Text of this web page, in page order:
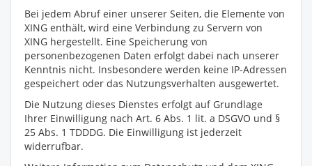
Bei jedem Abruf einer unserer Seiten, die Elemente von
XING enthält, wird eine Verbindung zu Servern von
XING hergestellt. Eine Speicherung von
personenbezogenen Daten erfolgt dabei nach unserer
Kenntnis nicht. Insbesondere werden keine IP-Adressen
gespeichert oder das Nutzungsverhalten ausgewertet.
Die Nutzung dieses Dienstes erfolgt auf Grundlage
Ihrer Einwilligung nach Art. 6 Abs. 1 lit. a DSGVO und §
25 Abs. 1 TDDDG. Die Einwilligung ist jederzeit
widerrufbar.